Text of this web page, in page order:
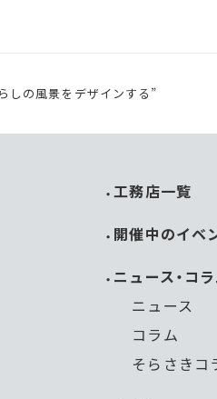
しの風景をデザインする”
工務店一覧
開催中のイベ
ニュース・コ
ニュース
コラム
そらさきコ